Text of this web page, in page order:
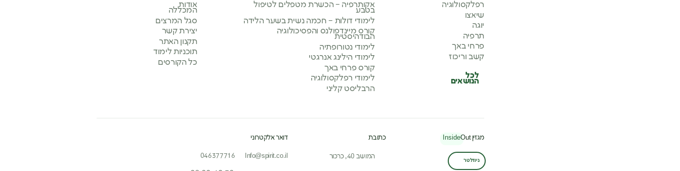
רפלקסולוגיה
שיאצו
יוגה
תרפיה
פרחי באך
קשב וריכוז
לכל
הנושאים
אקותרפיה – הכשרת מטפלים לטיפול
בטבע
לימודי דולות – חכמה נשית בשער הלידה
קורס מיינדפולנס והפסיכולוגיה
הבודהיסטית
לימודי נטורופתיה
לימודי הילינג אנרגטי
קורס פרחי באך
לימודי רפלקסולוגיה
הרבליסט קליני
אודות
המכללה
סגל המרצים
יצירת קשר
תקנון האתר
תוכניות לימוד
כל הקורסים
מגזין InsideOut
ניוזלטר
כתובת
המושב 40, כרכור
דואר אלקטרוני
Info@spirit.co.il
046377716